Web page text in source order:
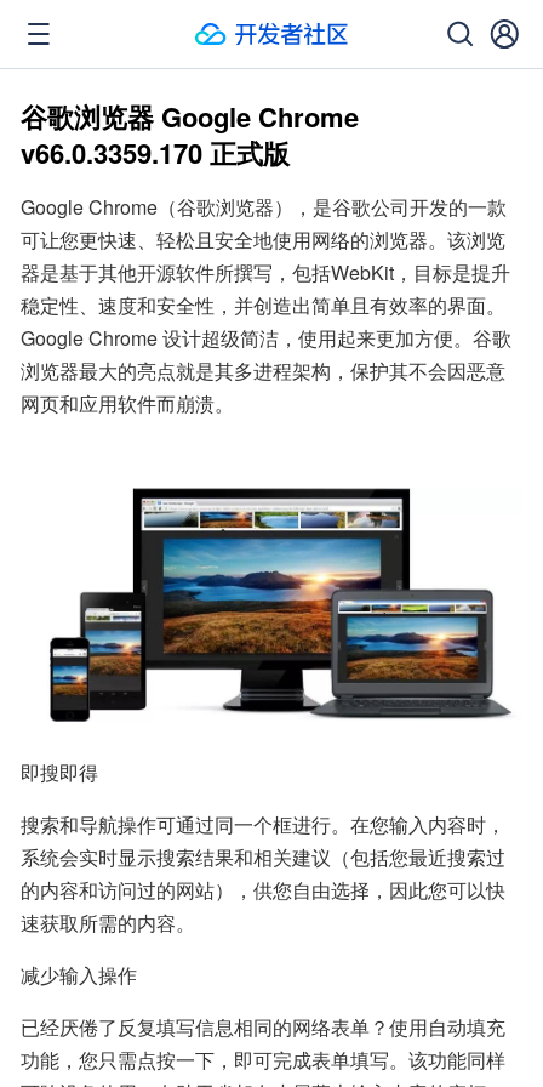
谷歌浏览器 Google Chrome
v66.0.3359.170 正式版
Google Chrome（谷歌浏览器），是谷歌公司开发的一款
可让您更快速、轻松且安全地使用网络的浏览器。该浏览
器是基于其他开源软件所撰写，包括WebKit，目标是提升
稳定性、速度和安全性，并创造出简单且有效率的界面。
Google Chrome 设计超级简洁，使用起来更加方便。谷歌
浏览器最大的亮点就是其多进程架构，保护其不会因恶意
网页和应用软件而崩溃。
即搜即得
搜索和导航操作可通过同一个框进行。在您输入内容时，
系统会实时显示搜索结果和相关建议（包括您最近搜索过
的内容和访问过的网站），供您自由选择，因此您可以快
速获取所需的内容。
减少输入操作
已经厌倦了反复填写信息相同的网络表单？使用自动填充
功能，您只需点按一下，即可完成表单填写。该功能同样